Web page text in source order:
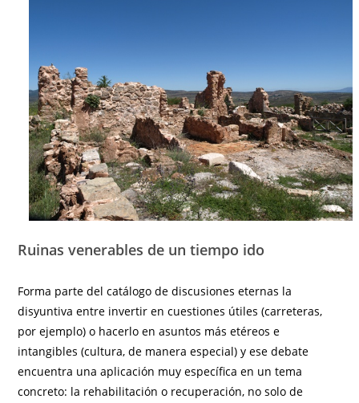
Ruinas venerables de un tiempo ido
Forma parte del catálogo de discusiones eternas la
disyuntiva entre invertir en cuestiones útiles (carreteras,
por ejemplo) o hacerlo en asuntos más etéreos e
intangibles (cultura, de manera especial) y ese debate
encuentra una aplicación muy específica en un tema
concreto: la rehabilitación o recuperación, no solo de